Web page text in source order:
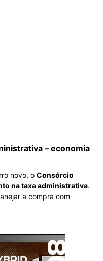
– economia
novo, o Consórcio
na taxa administrativa.
a compra com